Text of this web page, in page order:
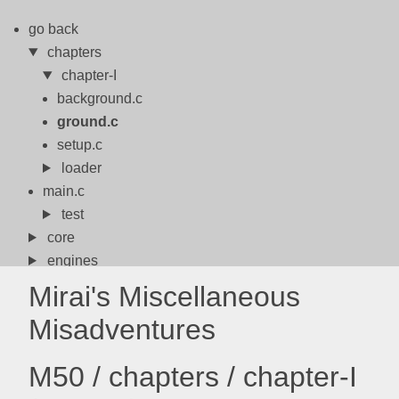
go back
chapters
chapter-I
background.c
ground.c
setup.c
loader
main.c
test
core
engines
include
index.html
meson.build
meta
Mirai's Miscellaneous
Misadventures
M50 / chapters / chapter-I